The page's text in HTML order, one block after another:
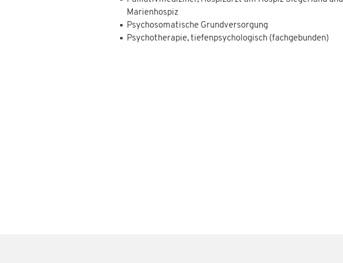
Marienhospiz
Psychosomatische Grundversorgung
Psychotherapie, tiefenpsychologisch (fachgebunden)